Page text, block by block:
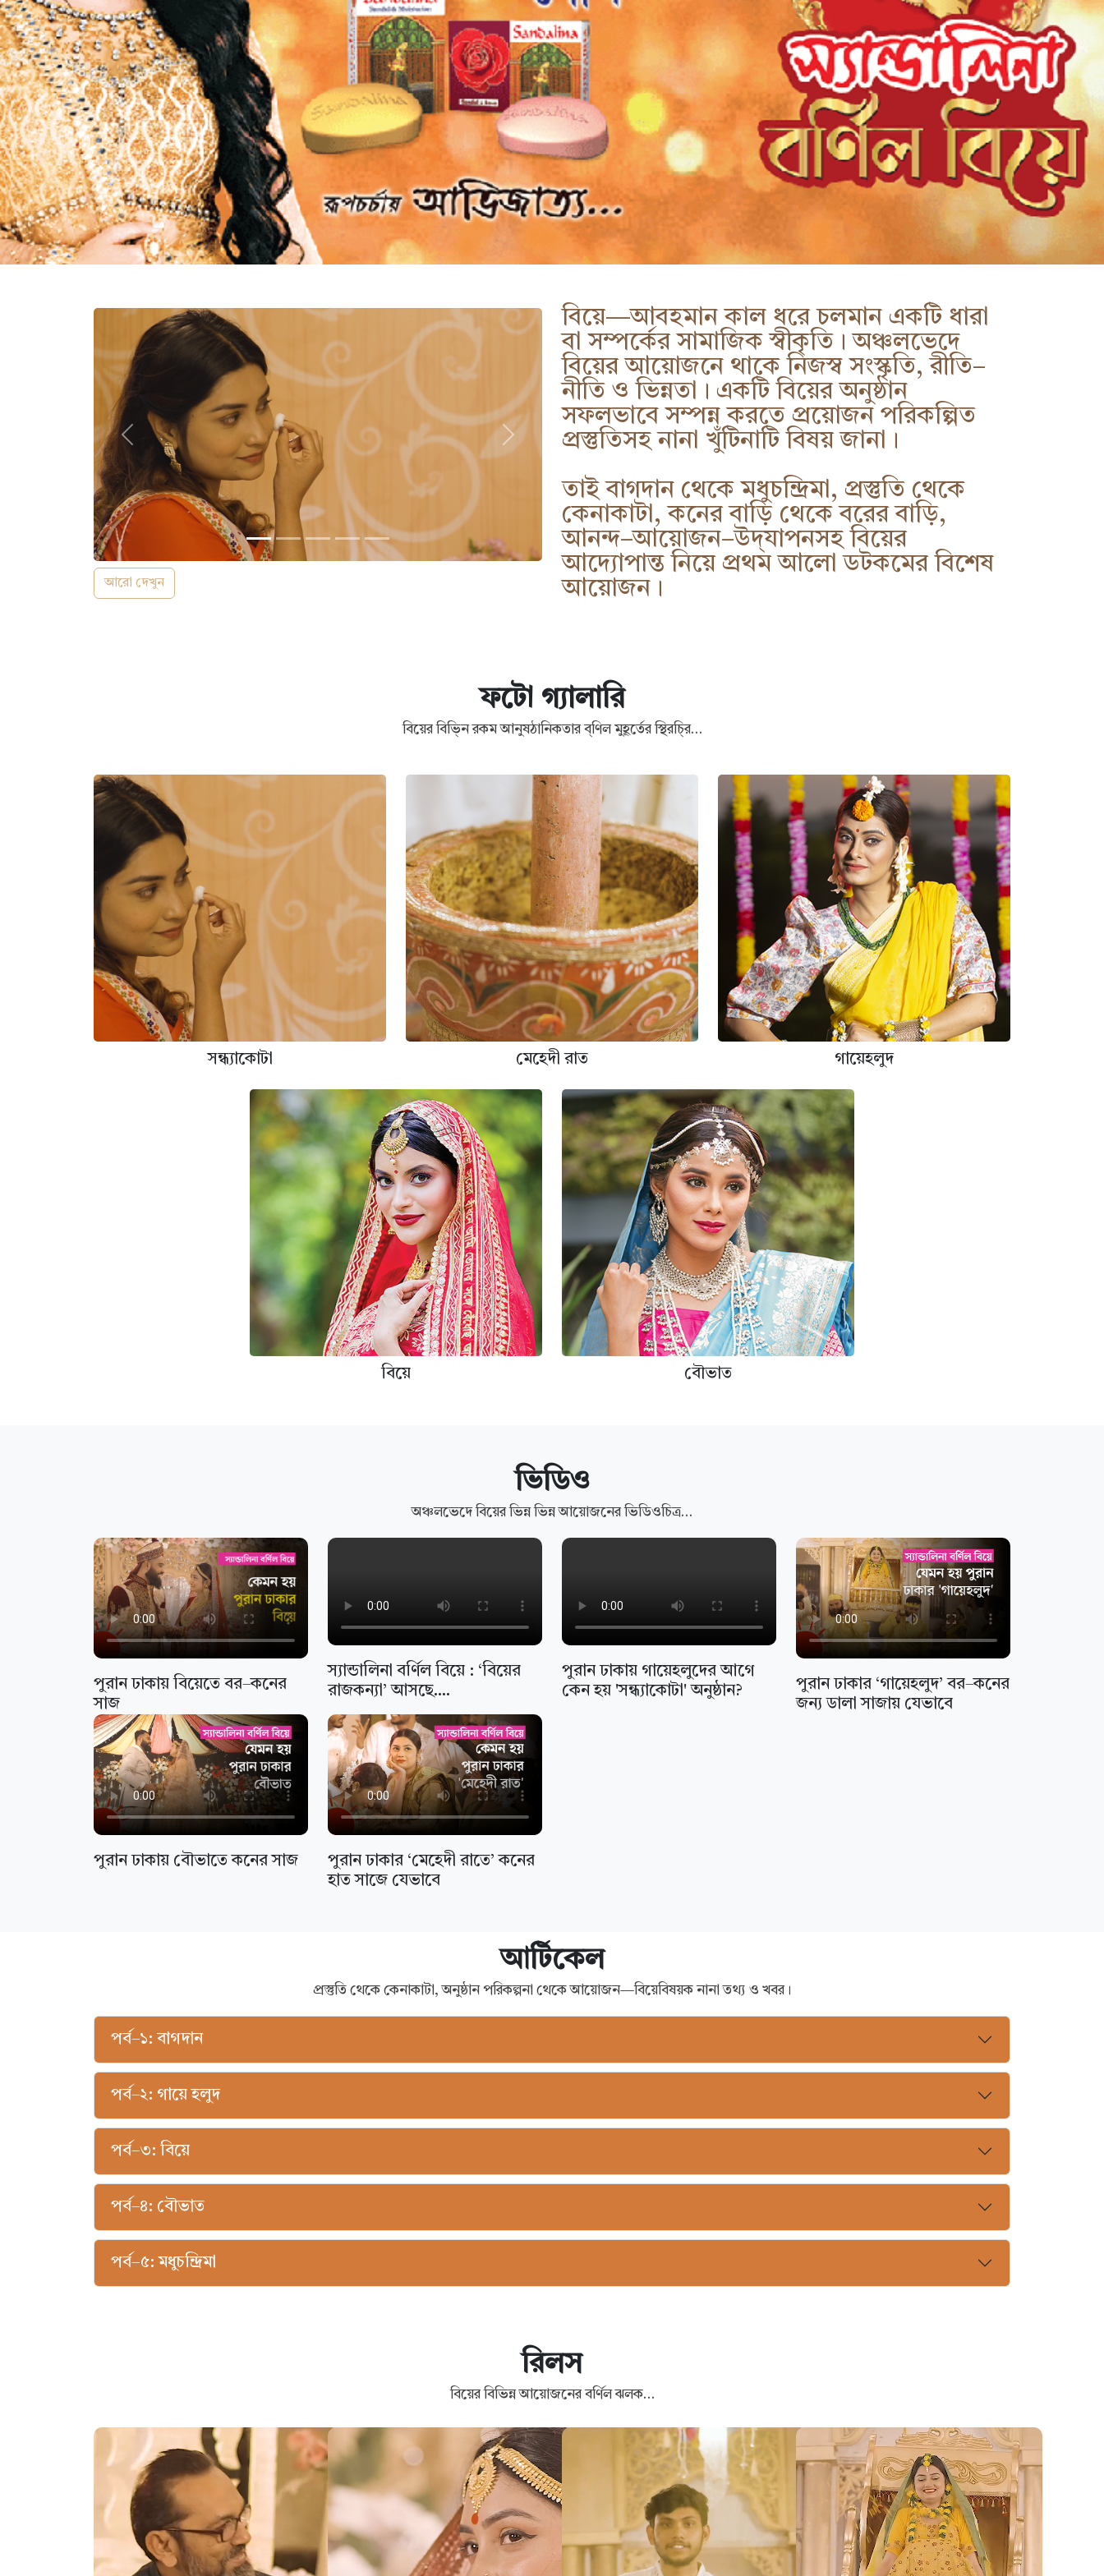
আরো দেখুন
বিয়ে—আবহমান কাল ধরে চলমান একটি ধারা
বা সম্পর্কের সামাজিক স্বীকৃতি। অঞ্চলভেদে
বিয়ের আয়োজনে থাকে নিজস্ব সংস্কৃতি, রীতি–
নীতি ও ভিন্নতা। একটি বিয়ের অনুষ্ঠান
সফলভাবে সম্পন্ন করতে প্রয়োজন পরিকল্পিত
প্রস্তুতিসহ নানা খুঁটিনাটি বিষয় জানা।
তাই বাগদান থেকে মধুচন্দ্রিমা, প্রস্তুতি থেকে
কেনাকাটা, কনের বাড়ি থেকে বরের বাড়ি,
আনন্দ–আয়োজন–উদ্‌যাপনসহ বিয়ের
আদ্যোপান্ত নিয়ে প্রথম আলো ডটকমের বিশেষ
আয়োজন।
ফটো গ্যালারি
বিয়ের বিভি্ন রকম আনুষঠানিকতার ব্ণিল মুহূর্তের স্থিরচি্র…
সন্ধ্যাকোটা মেহেদী রাত গায়েহলুদ
বিয়ে বৌভাত
ভিডিও
অঞ্চলভেদে বিয়ের ভিন্ন ভিন্ন আয়োজনের ভিডিওচিত্র…
পুরান ঢাকায় বিয়েতে বর–কনের
সাজ
স্যান্ডালিনা বর্ণিল বিয়ে : ‘বিয়ের
রাজকন্যা’ আসছে....
পুরান ঢাকায় গায়েহলুদের আগে
কেন হয় 'সন্ধ্যাকোটা' অনুষ্ঠান?
পুরান ঢাকার ‘গায়েহলুদ’ বর–কনের
জন্য ডালা সাজায় যেভাবে
পুরান ঢাকায় বৌভাতে কনের সাজ
পুরান ঢাকার ‘মেহেদী রাতে’ কনের
হাত সাজে যেভাবে
আর্টিকেল
প্রস্তুতি থেকে কেনাকাটা, অনুষ্ঠান পরিকল্পনা থেকে আয়োজন—বিয়েবিষয়ক নানা তথ্য ও খবর।
পর্ব–১: বাগদান
পর্ব–২: গায়ে হলুদ
পর্ব–৩: বিয়ে
পর্ব–৪: বৌভাত
পর্ব–৫: মধুচন্দ্রিমা
রিলস
বিয়ের বিভিন্ন আয়োজনের বর্ণিল ঝলক…